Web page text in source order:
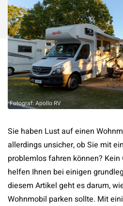
Fotograf: Apollo RV
Sie haben Lust auf einen
allerdings unsicher, ob Sie mit
problemlos fahren können?
helfen Ihnen bei einigen
diesem Artikel geht es darum,
Wohnmobil parken sollte. Mit